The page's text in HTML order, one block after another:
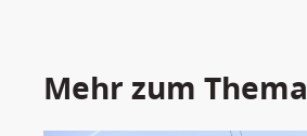
Mehr zum Thema